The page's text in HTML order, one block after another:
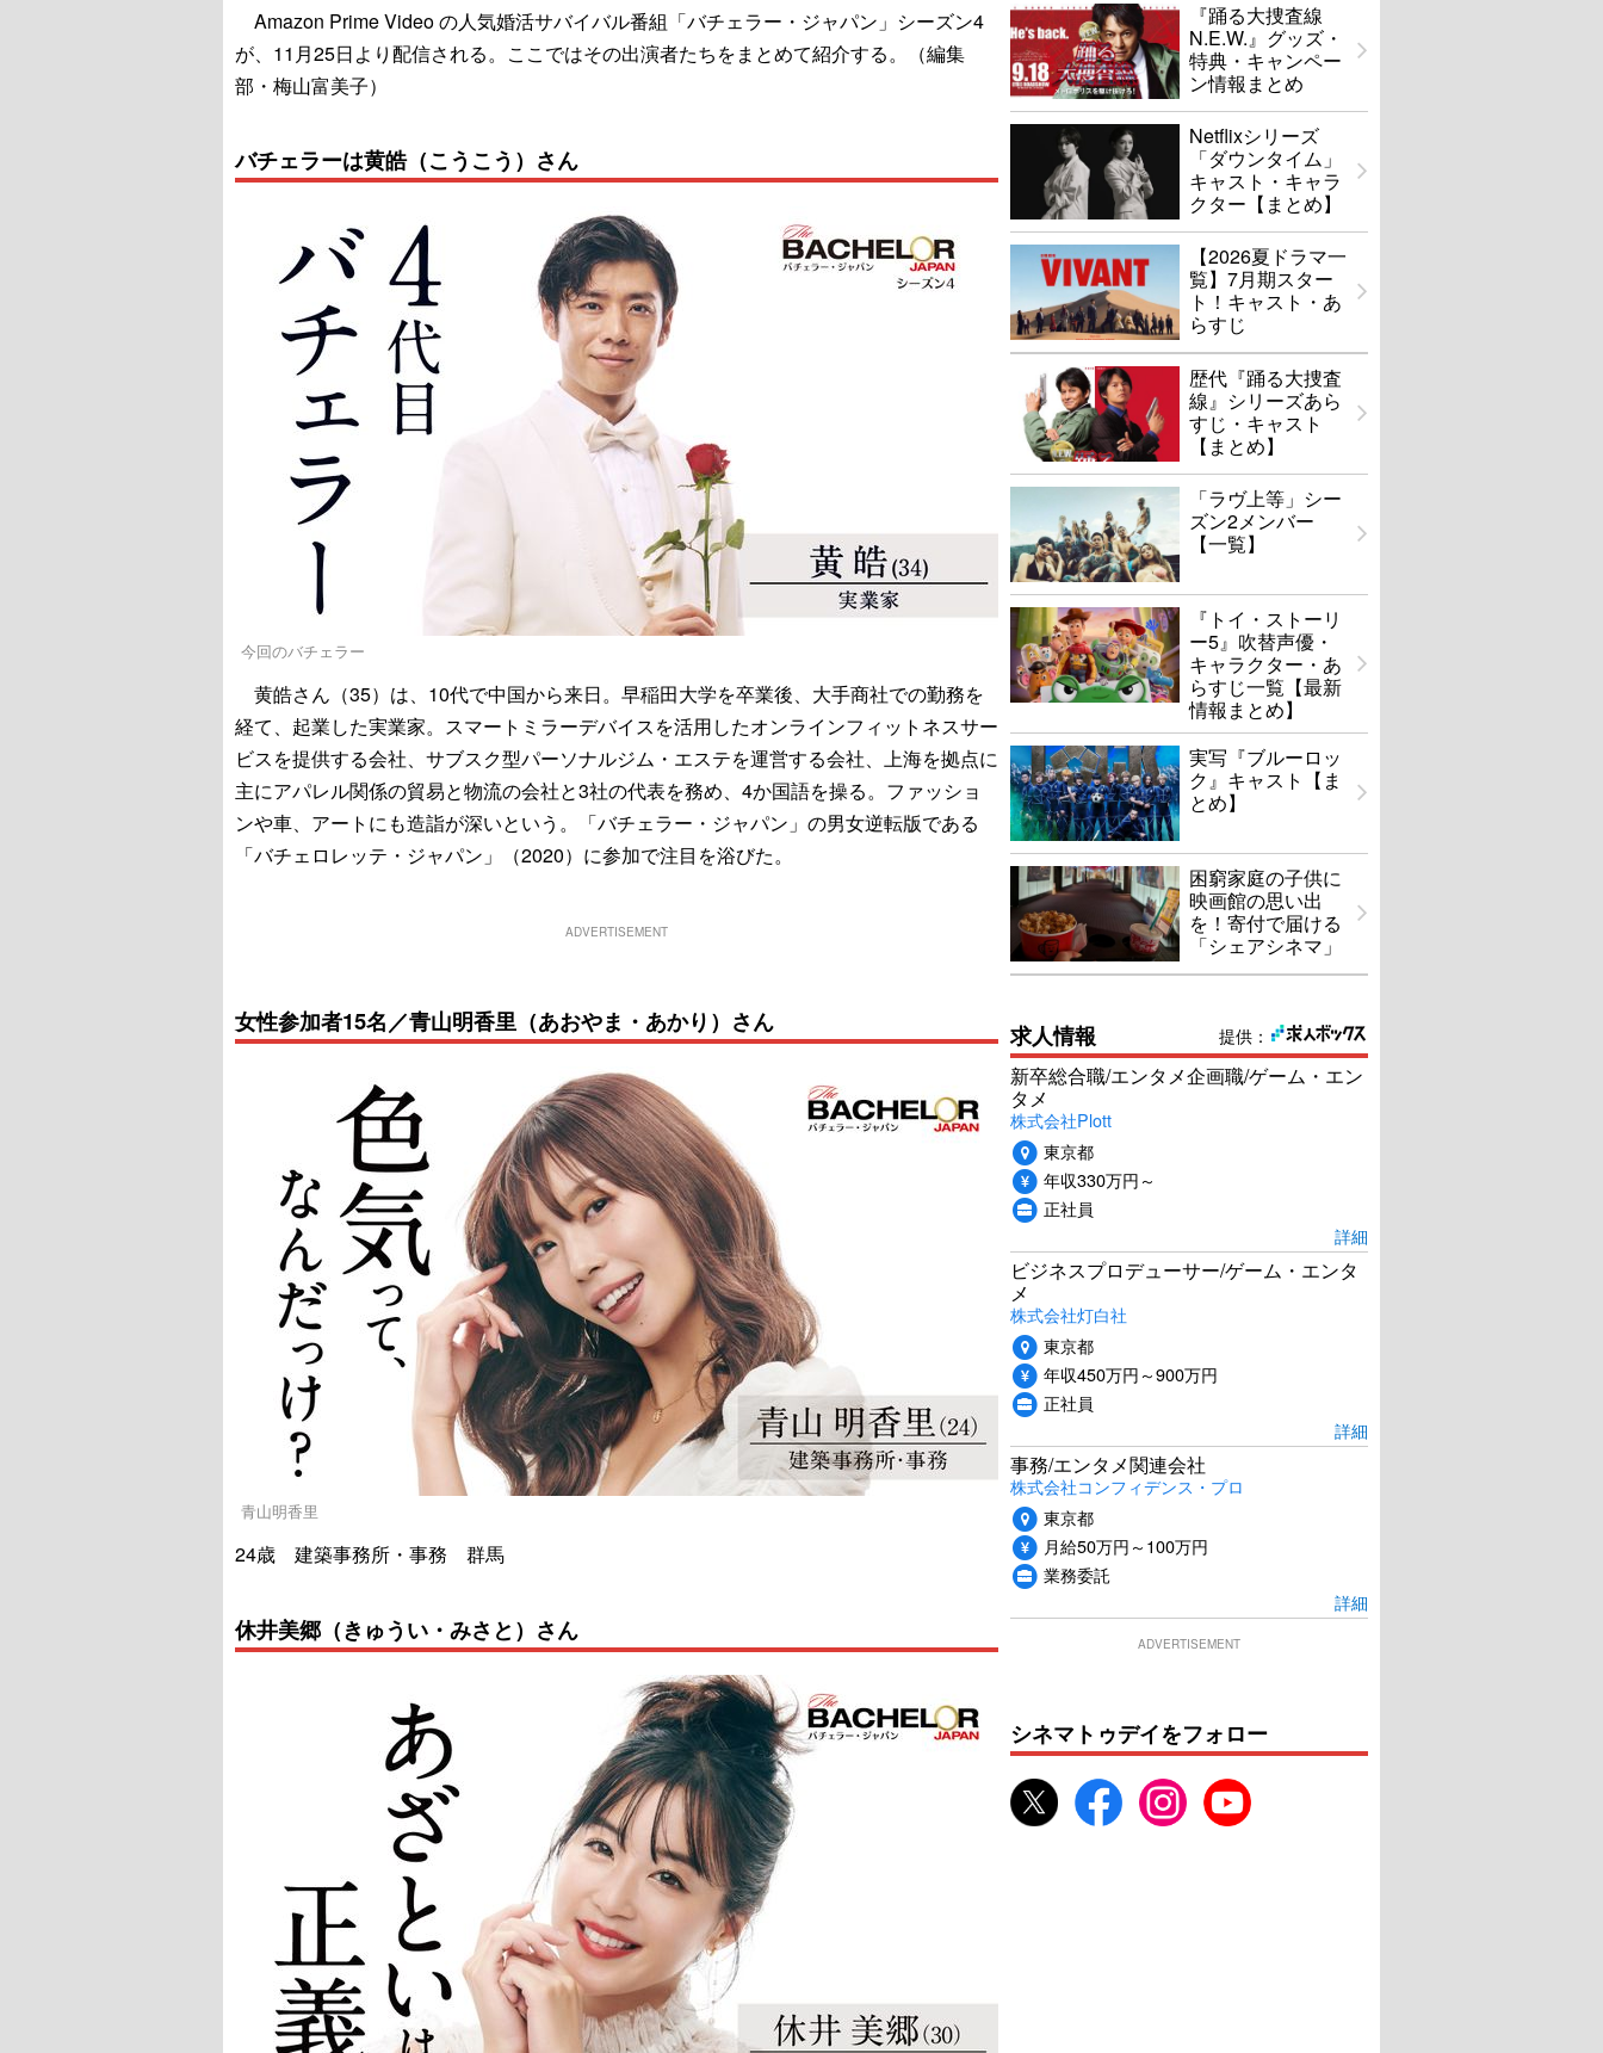
Amazon Prime Video の人気婚活サバイバル番組「バチェラー・ジャパン」シーズン4
が、11月25日より配信される。ここではその出演者たちをまとめて紹介する。（編集
部・梅山富美子）
バチェラーは黄皓（こうこう）さん
今回のバチェラー
黄皓さん（35）は、10代で中国から来日。早稲田大学を卒業後、大手商社での勤務を
経て、起業した実業家。スマートミラーデバイスを活用したオンラインフィットネスサー
ビスを提供する会社、サブスク型パーソナルジム・エステを運営する会社、上海を拠点に
主にアパレル関係の貿易と物流の会社と3社の代表を務め、4か国語を操る。ファッショ
ンや車、アートにも造詣が深いという。「バチェラー・ジャパン」の男女逆転版である
「バチェロレッテ・ジャパン」（2020）に参加で注目を浴びた。
ADVERTISEMENT
女性参加者15名／青山明香里（あおやま・あかり）さん
青山明香里
24歳 建築事務所・事務 群馬
休井美郷（きゅうい・みさと）さん
『踊る大捜査線
N.E.W.』グッズ・
特典・キャンペー
ン情報まとめ
Netflixシリーズ
「ダウンタイム」
キャスト・キャラ
クター【まとめ】
【2026夏ドラマ一
覧】7月期スター
ト！キャスト・あ
らすじ
歴代『踊る大捜査
線』シリーズあら
すじ・キャスト
【まとめ】
「ラヴ上等」シー
ズン2メンバー
【一覧】
『トイ・ストーリ
ー5』吹替声優・
キャラクター・あ
らすじ一覧【最新
情報まとめ】
実写『ブルーロッ
ク』キャスト【ま
とめ】
困窮家庭の子供に
映画館の思い出
を！寄付で届ける
「シェアシネマ」
提供：
求人情報
新卒総合職/エンタメ企画職/ゲーム・エン
タメ
株式会社Plott
東京都
年収330万円～
正社員
詳細
ビジネスプロデューサー/ゲーム・エンタ
メ
株式会社灯白社
東京都
年収450万円～900万円
正社員
詳細
事務/エンタメ関連会社
株式会社コンフィデンス・プロ
東京都
月給50万円～100万円
業務委託
詳細
ADVERTISEMENT
シネマトゥデイをフォロー